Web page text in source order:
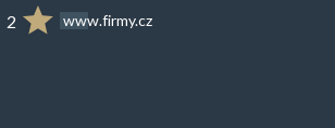
2 www.firmy.cz